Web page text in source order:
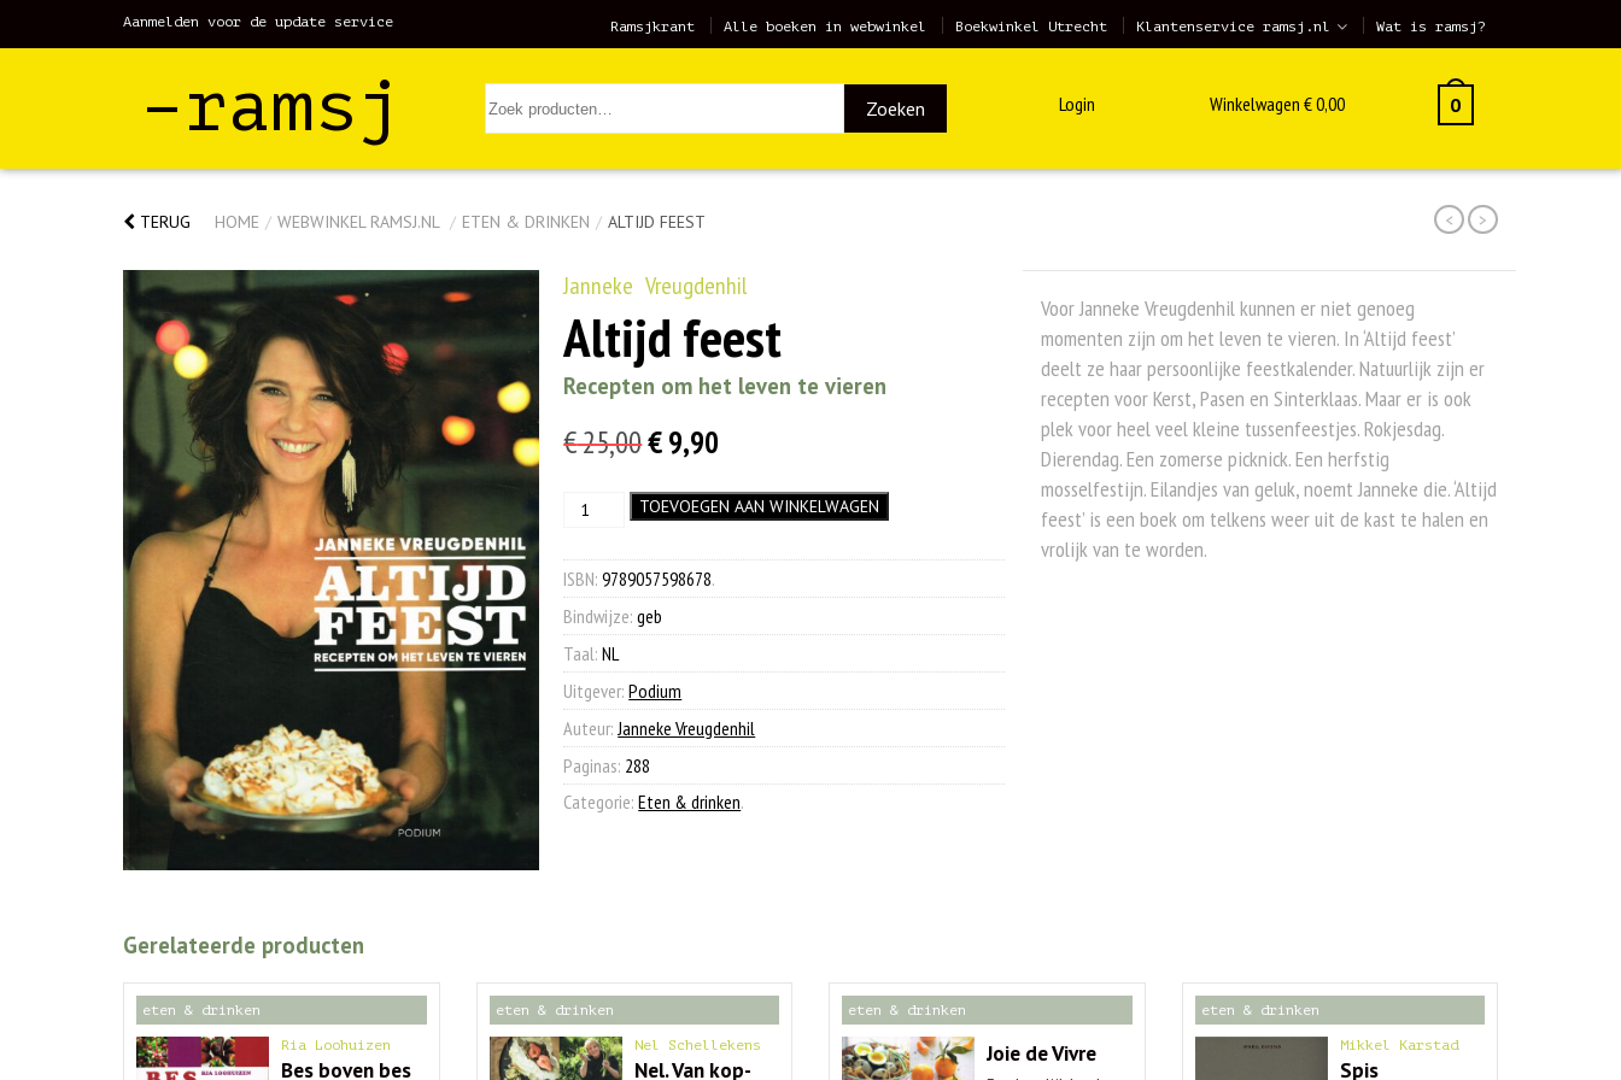
Aanmelden voor de update service Ramsjkrant Alle boeken in webwinkel Boekwinkel Utrecht Klantenservice ramsj.nl Wat is ramsj?
–ramsj Zoeken Login Winkelwagen €0,00 0
TERUG HOME / WEBWINKEL RAMSJ.NL / ETEN & DRINKEN / ALTIJD FEEST < >
Janneke Vreugdenhil
Altijd feest
Recepten om het leven te vieren
€25,00Oorspronkelijke
was:
€ 25,00.
€9,90
is:
€ 9,90.
Altijd
TOEVOEGEN AAN WINKELWAGEN
ISBN:9789057598678.
Bindwijze:geb
Taal:NL
Uitgever:Podium
Auteur: Janneke Vreugdenhil
Paginas: 288
Categorie:Eten & drinken.
Voor Janneke Vreugdenhil kunnen er niet genoeg
momenten zijn om het leven te vieren. In ‘Altijd feest’
deelt ze haar persoonlijke feestkalender. Natuurlijk zijn er
recepten voor Kerst, Pasen en Sinterklaas. Maar er is ook
plek voor heel veel kleine tussenfeestjes. Rokjesdag.
Dierendag. Een zomerse picknick. Een herfstig
mosselfestijn. Eilandjes van geluk, noemt Janneke die. ‘Altijd
feest’ is een boek om telkens weer uit de kast te halen en
vrolijk van te worden.
Gerelateerde producten
eten & drinken
Ria Loohuizen
Bes boven bes
eten & drinken
Nel Schellekens
Nel. Van kop-
eten & drinken
Joie de Vivre
eten & drinken
Mikkel Karstad
Spis